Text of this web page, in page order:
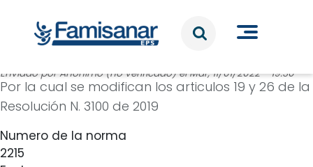
Enviado porAnónimo (no verificado)elMar, 11/01/2022 - 19:30
Por la cual se modifican los articulos 19 y 26 de la
Resolución N. 3100 de 2019
Numero de la norma
2215